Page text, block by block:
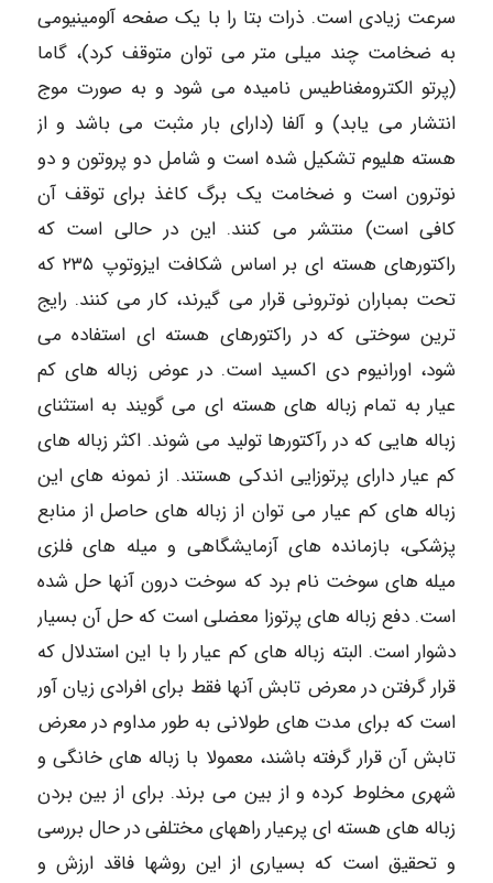
سرعت زیادی است. ذرات بتا را با یک صفحه آلومینیومی
به ضخامت چند میلی متر می توان متوقف کرد)، گاما
(پرتو الکترومغناطیس نامیده می شود و به صورت موج
انتشار می یابد) و آلفا (دارای بار مثبت می باشد و از
هسته هلیوم تشکیل شده است و شامل دو پروتون و دو
نوترون است و ضخامت یک برگ کاغذ برای توقف آن
کافی است) منتشر می کنند. این در حالی است که
راکتورهای هسته ای بر اساس شکافت ایزوتوپ ۲۳۵ که
تحت بمباران نوترونی قرار می گیرند، کار می کنند. رایج
ترین سوختی که در راکتورهای هسته ای استفاده می
شود، اورانیوم دی اکسید است. در عوض زباله های کم
عیار به تمام زباله های هسته ای می گویند به استثنای
زباله هایی که در رآکتورها تولید می شوند. اکثر زباله های
کم عیار دارای پرتوزایی اندکی هستند. از نمونه های این
زباله های کم عیار می توان از زباله های حاصل از منابع
پزشکی، بازمانده های آزمایشگاهی و میله های فلزی
میله های سوخت نام برد که سوخت درون آنها حل شده
است. دفع زباله های پرتوزا معضلی است که حل آن بسیار
دشوار است. البته زباله های کم عیار را با این استدلال که
قرار گرفتن در معرض تابش آنها فقط برای افرادی زیان آور
است که برای مدت های طولانی به طور مداوم در معرض
تابش آن قرار گرفته باشند، معمولا با زباله های خانگی و
شهری مخلوط کرده و از بین می برند. برای از بین بردن
زباله های هسته ای پرعیار راههای مختلفی در حال بررسی
و تحقیق است که بسیاری از این روشها فاقد ارزش و